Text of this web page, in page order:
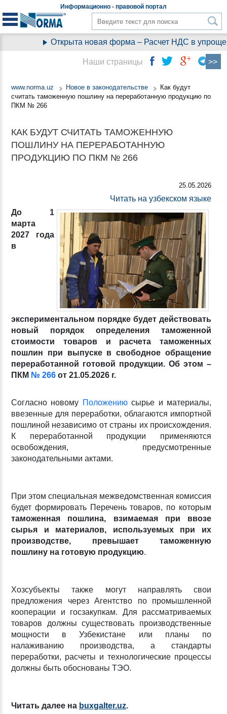
Информационно - правовой портал
Открыта новая форма – Расчет НДС в
www.norma.uz Новое в законодательстве
Как будут
считать таможенную пошлину на переработанную продукцию по
ПКМ № 266
КАК БУДУТ СЧИТАТЬ ТАМОЖЕННУЮ
ПОШЛИНУ НА ПЕРЕРАБОТАННУЮ
ПРОДУКЦИЮ ПО ПКМ № 266
25.05.2026
Читать на узбекском языке
До 1
марта
2027 года
в
экспериментальном порядке будет действовать
новый порядок определения таможенной
стоимости товаров и расчета таможенных
пошлин при выпуске в свободное обращение
переработанной готовой продукции. Об этом –
ПКМ № 266 от 21.05.2026 г.
Согласно новому Положениюсырье и материалы,
ввезенные для переработки, облагаются импортной
пошлиной независимо от страны их происхождения.
К переработанной продукции применяются
освобождения, предусмотренные
законодательными актами.
При этом специальная межведомственная комиссия
будет формировать Перечень товаров, по которым
таможенная пошлина, взимаемая при ввозе
сырья и материалов, используемых при их
производстве, превышает таможенную
пошлину на готовую продукцию.
Хозсубъекты также могут направлять свои
предложения через Агентство по промышленной
кооперации и госзакупкам. Для рассматриваемых
товаров должны существовать производственные
мощности в Узбекистане или планы по
налаживанию производства, а стандарты
переработки, расчеты и технологические процессы
должны быть обоснованы ТЭО.
Читать далее на buxgalter.uz.
Наши страницы